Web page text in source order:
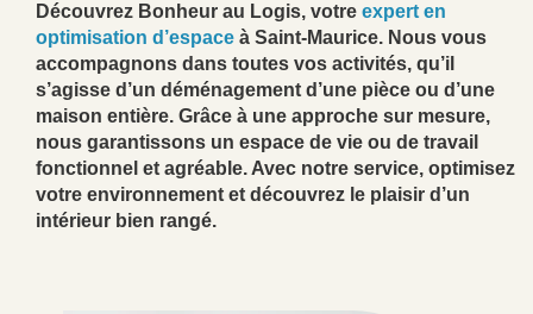
Découvrez Bonheur au Logis, votre expert en
optimisation d’espace à Saint-Maurice. Nous vous
accompagnons dans toutes vos activités, qu’il
s’agisse d’un déménagement d’une pièce ou d’une
maison entière. Grâce à une approche sur mesure,
nous garantissons un espace de vie ou de travail
fonctionnel et agréable. Avec notre service, optimisez
votre environnement et découvrez le plaisir d’un
intérieur bien rangé.